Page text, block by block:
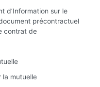
d’Information sur le
précontractuel
contrat de
la mutuelle